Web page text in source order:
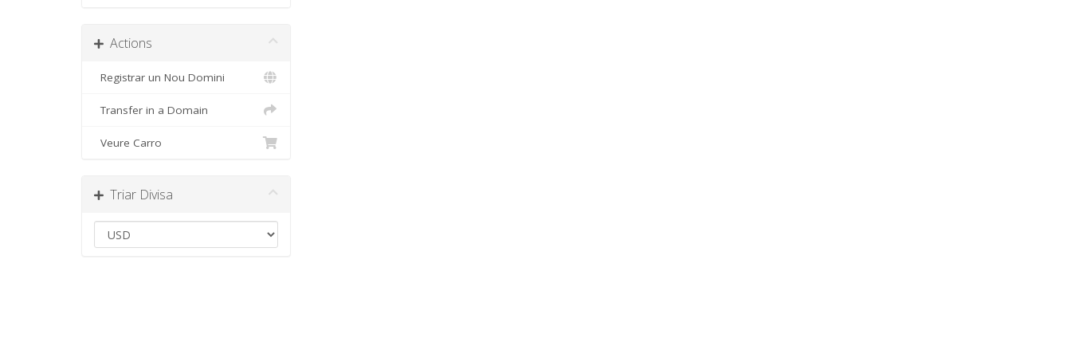
Actions
Registrar un Nou Domini
Transfer in a Domain
Veure Carro
Triar Divisa